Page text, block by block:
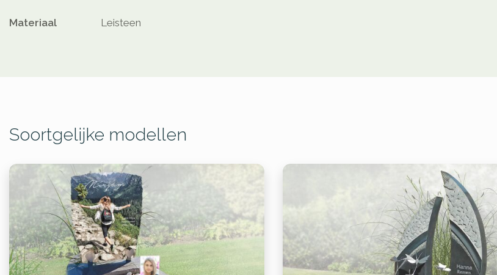
Materiaal Leisteen
Soortgelijke modellen